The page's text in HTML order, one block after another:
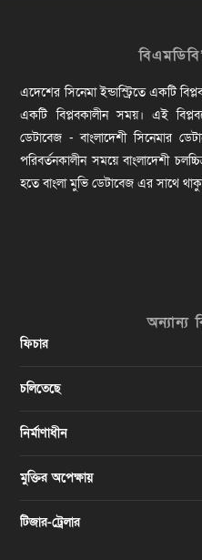
এদেশের সিনেমা ইন্ডাস্ট্রিতে একটি
একটি বিপ্লবকালীন সময়। এই
ডেটাবেজ - বাংলাদেশী সিনেমার
পরিবর্তনকালীন সময়ে বাংলাদেশী
হতে বাংলা মুভি ডেটাবেজ এর সাথে
অন্যান্য
ফিচার
চলিতেছে
নির্মাণাধীন
মুক্তির অপেক্ষায়
টিজার-ট্রেলার